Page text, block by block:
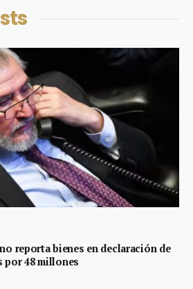
reporta bienes en declaración de
por 48 millones